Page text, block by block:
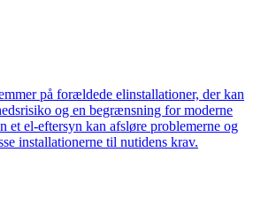
på forældede elinstallationer, der kan
og en begrænsning for moderne
et el-eftersyn kan afsløre problemerne og
installationerne til nutidens krav.